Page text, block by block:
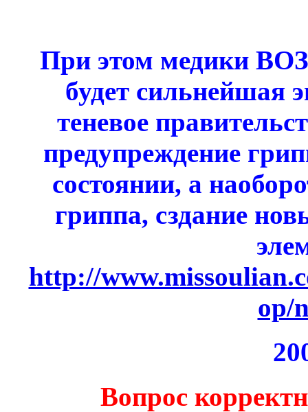
При этом медики
будет сильнейшая
теневое
предупреждение
состоянии, а
гриппа, сздание
http://
op/
Вопрос